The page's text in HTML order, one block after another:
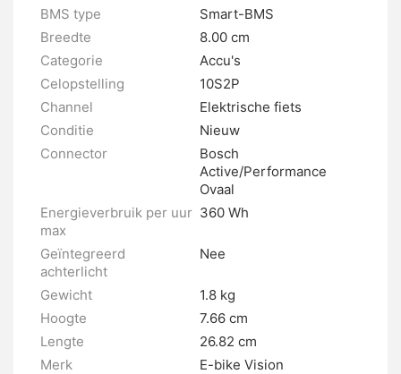
BMS type
Smart-BMS
Breedte
8.00 cm
Categorie
Accu's
Celopstelling
10S2P
Channel
Elektrische fiets
Conditie
Nieuw
Connector
Bosch
Active/Performance
Ovaal
Energieverbruik per uur
max
360 Wh
Geïntegreerd
achterlicht
Nee
Gewicht
1.8 kg
Hoogte
7.66 cm
Lengte
26.82 cm
Merk
E-bike Vision